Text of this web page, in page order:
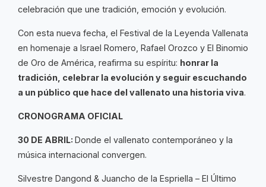
celebración que une tradición, emoción y evolución.
Con esta nueva fecha, el Festival de la Leyenda Vallenata
en homenaje a Israel Romero, Rafael Orozco y El Binomio
de Oro de América, reafirma su espíritu: honrar la
tradición, celebrar la evolución y seguir escuchando
a un público que hace del vallenato una historia viva.
CRONOGRAMA OFICIAL
30 DE ABRIL: Donde el vallenato contemporáneo y la
música internacional convergen.
Silvestre Dangond & Juancho de la Espriella – El Último